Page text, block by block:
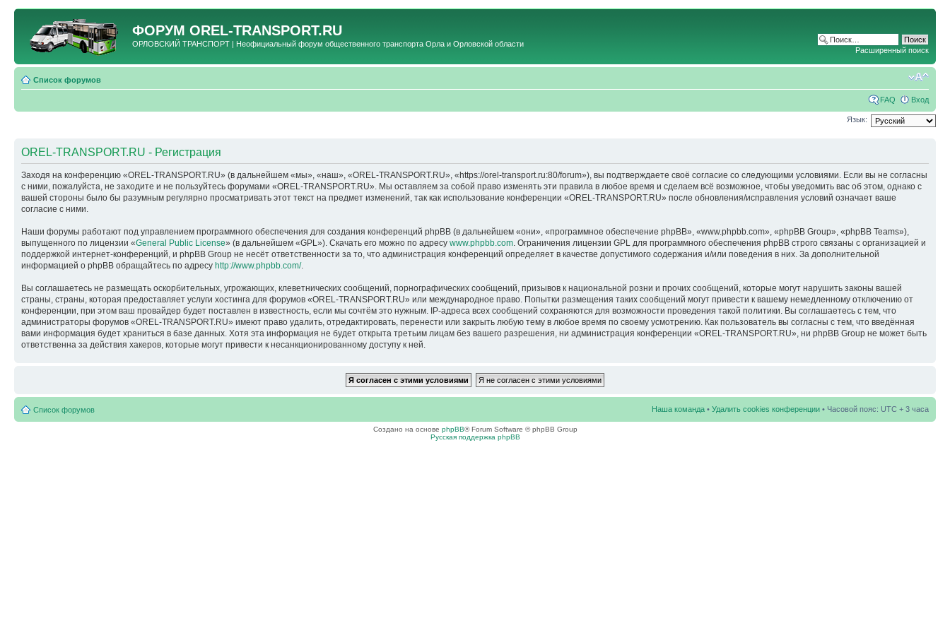
ФОРУМ OREL-TRANSPORT.RU
ОРЛОВСКИЙ ТРАНСПОРТ | Неофициальный форум общественного транспорта Орла и Орловской области
Расширенный поиск
Список форумов
FAQ Вход
Язык:
OREL-TRANSPORT.RU - Регистрация
Заходя на конференцию «OREL-TRANSPORT.RU» (в дальнейшем «мы», «наш», «OREL-TRANSPORT.RU», «https://orel-transport.ru:80/forum»), вы подтверждаете своё согласие со следующими условиями. Если вы не согласны
с ними, пожалуйста, не заходите и не пользуйтесь форумами «OREL-TRANSPORT.RU». Мы оставляем за собой право изменять эти правила в любое время и сделаем всё возможное, чтобы уведомить вас об этом, однако с
вашей стороны было бы разумным регулярно просматривать этот текст на предмет изменений, так как использование конференции «OREL-TRANSPORT.RU» после обновления/исправления условий означает ваше
согласие с ними.
Наши форумы работают под управлением программного обеспечения для создания конференций phpBB (в дальнейшем «они», «программное обеспечение phpBB», «www.phpbb.com», «phpBB Group», «phpBB Teams»),
выпущенного по лицензии «General Public License» (в дальнейшем «GPL»). Скачать его можно по адресу www.phpbb.com. Ограничения лицензии GPL для программного обеспечения phpBB строго связаны с организацией и
поддержкой интернет-конференций, и phpBB Group не несёт ответственности за то, что администрация конференций определяет в качестве допустимого содержания и/или поведения в них. За дополнительной
информацией о phpBB обращайтесь по адресу http://www.phpbb.com/.
Вы соглашаетесь не размещать оскорбительных, угрожающих, клеветнических сообщений, порнографических сообщений, призывов к национальной розни и прочих сообщений, которые могут нарушить законы вашей
страны, страны, которая предоставляет услуги хостинга для форумов «OREL-TRANSPORT.RU» или международное право. Попытки размещения таких сообщений могут привести к вашему немедленному отключению от
конференции, при этом ваш провайдер будет поставлен в известность, если мы сочтём это нужным. IP-адреса всех сообщений сохраняются для возможности проведения такой политики. Вы соглашаетесь с тем, что
администраторы форумов «OREL-TRANSPORT.RU» имеют право удалить, отредактировать, перенести или закрыть любую тему в любое время по своему усмотрению. Как пользователь вы согласны с тем, что введённая
вами информация будет храниться в базе данных. Хотя эта информация не будет открыта третьим лицам без вашего разрешения, ни администрация конференции «OREL-TRANSPORT.RU», ни phpBB Group не может быть
ответственна за действия хакеров, которые могут привести к несанкционированному доступу к ней.
Список форумов Наша команда • Удалить cookies конференции • Часовой пояс: UTC + 3 часа
Создано на основе phpBB® Forum Software © phpBB Group
Русская поддержка phpBB